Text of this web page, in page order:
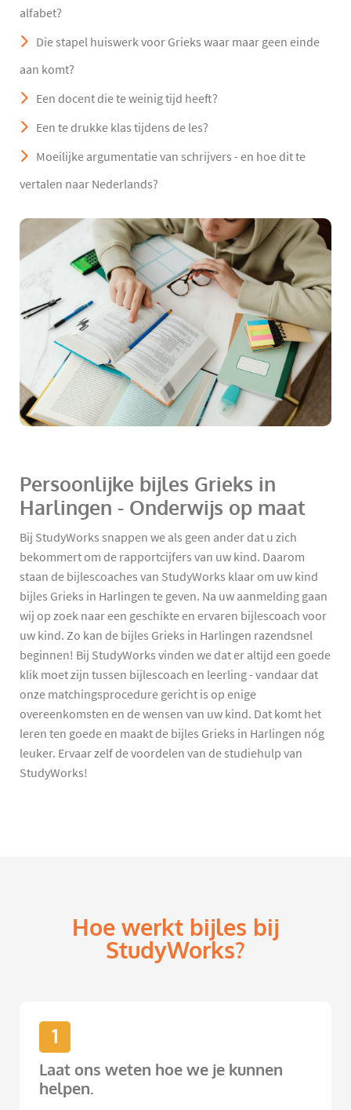
alfabet?
Die stapel huiswerk voor Grieks waar maar geen einde
aan komt?
Een docent die te weinig tijd heeft?
Een te drukke klas tijdens de les?
Moeilijke argumentatie van schrijvers - en hoe dit te
vertalen naar Nederlands?
Persoonlijke bijles Grieks in
Harlingen - Onderwijs op maat
Bij StudyWorks snappen we als geen ander dat u zich
bekommert om de rapportcijfers van uw kind. Daarom
staan de bijlescoaches van StudyWorks klaar om uw kind
bijles Grieks in Harlingen te geven. Na uw aanmelding gaan
wij op zoek naar een geschikte en ervaren bijlescoach voor
uw kind. Zo kan de bijles Grieks in Harlingen razendsnel
beginnen! Bij StudyWorks vinden we dat er altijd een goede
klik moet zijn tussen bijlescoach en leerling - vandaar dat
onze matchingsprocedure gericht is op enige
overeenkomsten en de wensen van uw kind. Dat komt het
leren ten goede en maakt de bijles Grieks in Harlingen nóg
leuker. Ervaar zelf de voordelen van de studiehulp van
StudyWorks!
Hoe werkt bijles bij
StudyWorks?
1
Laat ons weten hoe we je kunnen
helpen.